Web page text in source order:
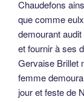
bonnes et
sadite femme
majeurs et
dommages et
soubzmictans
procèdent eulx
division de